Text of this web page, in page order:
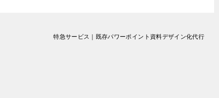
特急サービス｜既存パワーポイント資料デザイン化代行